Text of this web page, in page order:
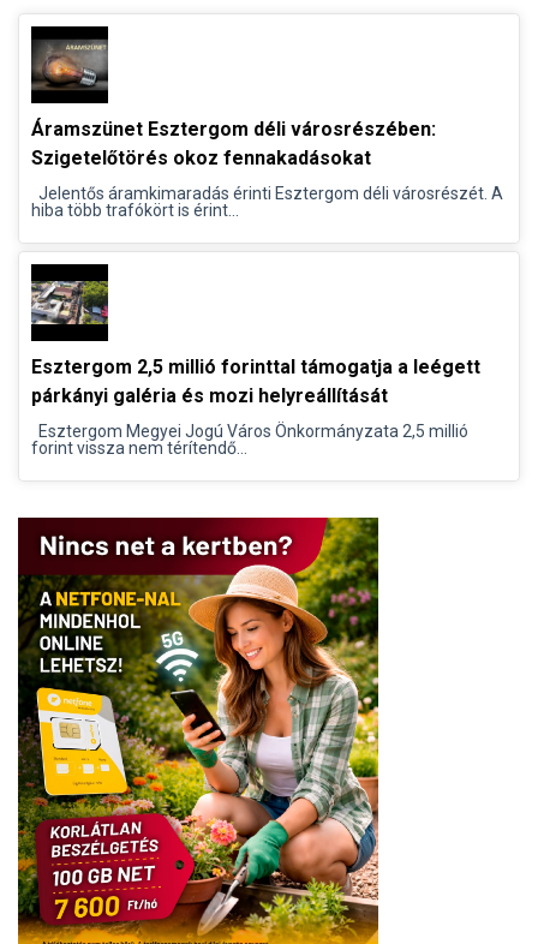
Áramszünet Esztergom déli városrészében:
Szigetelőtörés okoz fennakadásokat
Jelentős áramkimaradás érinti Esztergom déli városrészét. A
hiba több trafókört is érint...
Esztergom 2,5 millió forinttal támogatja a leégett
párkányi galéria és mozi helyreállítását
Esztergom Megyei Jogú Város Önkormányzata 2,5 millió
forint vissza nem térítendő...